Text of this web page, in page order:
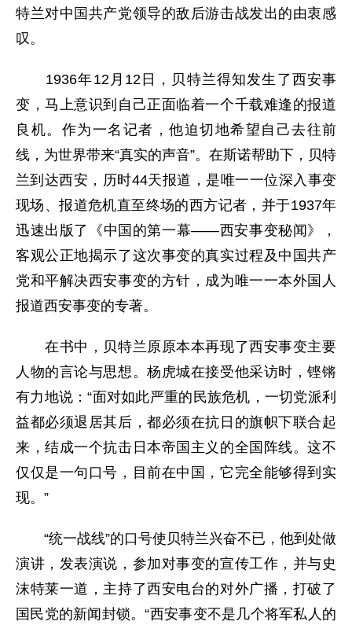
特兰对中国共产党领导的敌后游击战发出的由衷感
叹。
1936年12月12日，贝特兰得知发生了西安事
变，马上意识到自己正面临着一个千载难逢的报道
良机。作为一名记者，他迫切地希望自己去往前
线，为世界带来“真实的声音”。在斯诺帮助下，贝特
兰到达西安，历时44天报道，是唯一一位深入事变
现场、报道危机直至终场的西方记者，并于1937年
迅速出版了《中国的第一幕——西安事变秘闻》，
客观公正地揭示了这次事变的真实过程及中国共产
党和平解决西安事变的方针，成为唯一一本外国人
报道西安事变的专著。
在书中，贝特兰原原本本再现了西安事变主要
人物的言论与思想。杨虎城在接受他采访时，铿锵
有力地说：“面对如此严重的民族危机，一切党派利
益都必须退居其后，都必须在抗日的旗帜下联合起
来，结成一个抗击日本帝国主义的全国阵线。这不
仅仅是一句口号，目前在中国，它完全能够得到实
现。”
“统一战线”的口号使贝特兰兴奋不已，他到处做
演讲，发表演说，参加对事变的宣传工作，并与史
沫特莱一道，主持了西安电台的对外广播，打破了
国民党的新闻封锁。“西安事变不是几个将军私人的